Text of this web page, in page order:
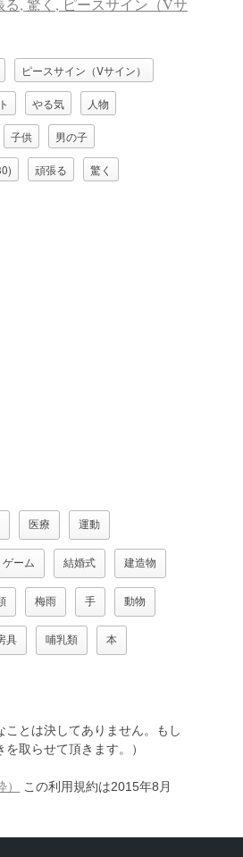
ピースサイン（Vサイン）
やる気 人物
子供 男の子
頑張る 驚く
医療 運動
ゲーム 結婚式 建造物
梅雨 手 動物
具 哺乳類 本
とは決してありません。もし
取らせて頂きます。）
この利用規約は2015年8月